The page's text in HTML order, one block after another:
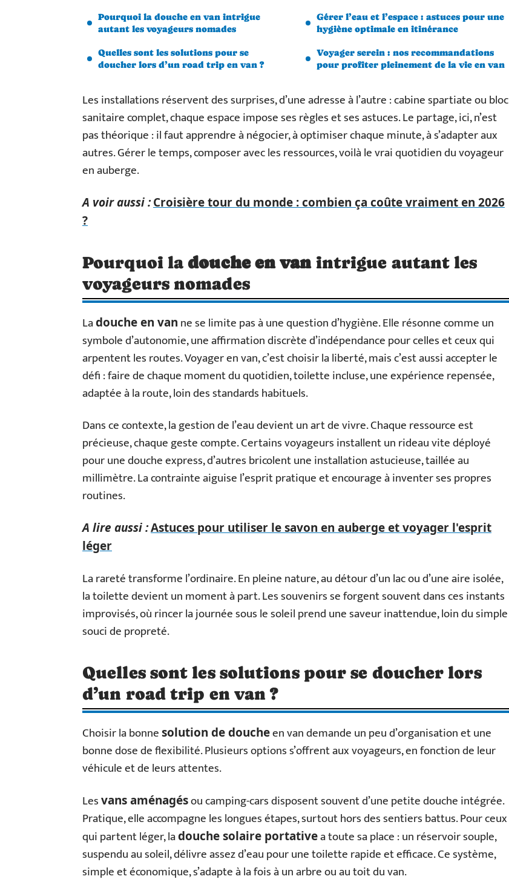
Pourquoi la douche en van intrigue
autant les voyageurs nomades
Quelles sont les solutions pour se
doucher lors d’un road trip en van ?
Gérer l’eau et l’espace : astuces pour une
hygiène optimale en itinérance
Voyager serein : nos recommandations
pour profiter pleinement de la vie en van
Les installations réservent des surprises, d’une adresse à l’autre : cabine spartiate ou bloc
sanitaire complet, chaque espace impose ses règles et ses astuces. Le partage, ici, n’est
pas théorique : il faut apprendre à négocier, à optimiser chaque minute, à s’adapter aux
autres. Gérer le temps, composer avec les ressources, voilà le vrai quotidien du voyageur
en auberge.
A voir aussi :Croisière tour du monde : combien ça coûte vraiment en 2026
?
Pourquoi ladouche en vanintrigue autant les
voyageurs nomades
Ladouche en van ne se limite pas à une question d’hygiène. Elle résonne comme un
symbole d’autonomie, une affirmation discrète d’indépendance pour celles et ceux qui
arpentent les routes. Voyager en van, c’est choisir la liberté, mais c’est aussi accepter le
défi : faire de chaque moment du quotidien, toilette incluse, une expérience repensée,
adaptée à la route, loin des standards habituels.
Dans ce contexte, la gestion de l’eau devient un art de vivre. Chaque ressource est
précieuse, chaque geste compte. Certains voyageurs installent un rideau vite déployé
pour une douche express, d’autres bricolent une installation astucieuse, taillée au
millimètre. La contrainte aiguise l’esprit pratique et encourage à inventer ses propres
routines.
A lire aussi :Astuces pour utiliser le savon en auberge et voyager l'esprit
léger
La rareté transforme l’ordinaire. En pleine nature, au détour d’un lac ou d’une aire isolée,
la toilette devient un moment à part. Les souvenirs se forgent souvent dans ces instants
improvisés, où rincer la journée sous le soleil prend une saveur inattendue, loin du simple
souci de propreté.
Quelles sont les solutions pour se doucher lors
d’un road trip en van ?
Choisir la bonnesolution de doucheen van demande un peu d’organisation et une
bonne dose de flexibilité. Plusieurs options s’offrent aux voyageurs, en fonction de leur
véhicule et de leurs attentes.
Lesvans aménagésou camping-cars disposent souvent d’une petite douche intégrée.
Pratique, elle accompagne les longues étapes, surtout hors des sentiers battus. Pour ceux
qui partent léger, ladouche solaire portativea toute sa place : un réservoir souple,
suspendu au soleil, délivre assez d’eau pour une toilette rapide et efficace. Ce système,
simple et économique, s’adapte à la fois à un arbre ou au toit du van.